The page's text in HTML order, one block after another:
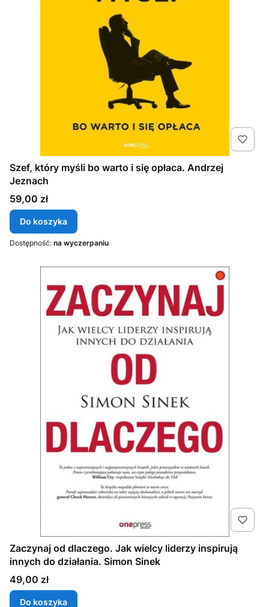
Szef, który myśli bo warto i się opłaca. Andrzej
Jeznach
Cena
59,00 zł
Do koszyka
Dostępność: na wyczerpaniu
Zaczynaj od dlaczego. Jak wielcy liderzy inspirują
innych do działania. Simon Sinek
Cena
49,00 zł
Do koszyka